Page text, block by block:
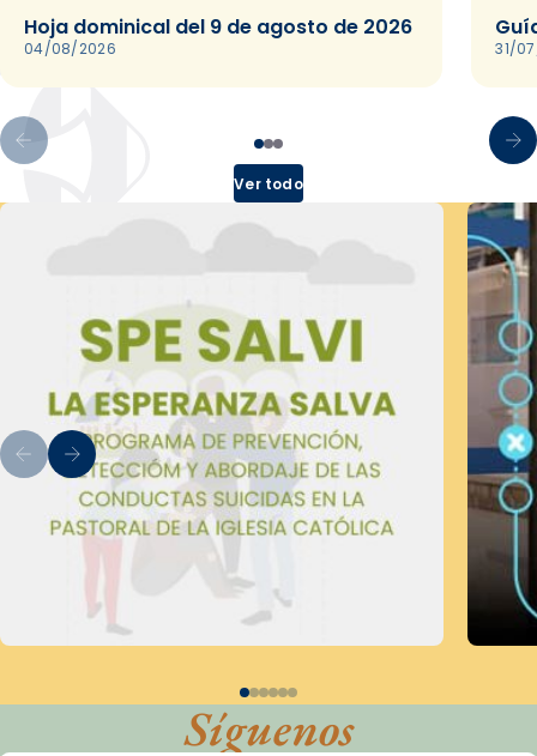
Hoja dominical del 9 de agosto de 2026
04/08/2026 31/
Ver todo
Síguenos